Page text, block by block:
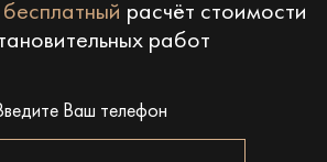
бесплатный расчёт стоимости
работ
Ваш телефон